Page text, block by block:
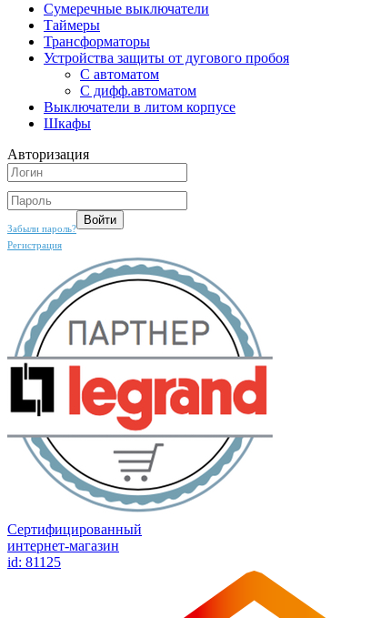
Сумеречные выключатели
Таймеры
Трансформаторы
Устройства защиты от дугового пробоя
С автоматом
С дифф.автоматом
Выключатели в литом корпусе
Шкафы
Авторизация
Забыли пароль?
Регистрация
Сертифицированный
интернет-магазин
id: 81125